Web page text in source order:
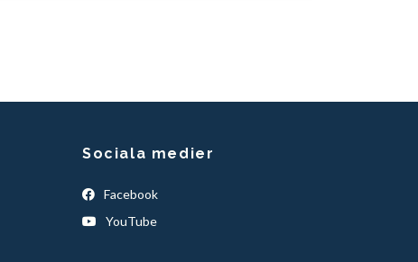
Sociala medier
Facebook
YouTube